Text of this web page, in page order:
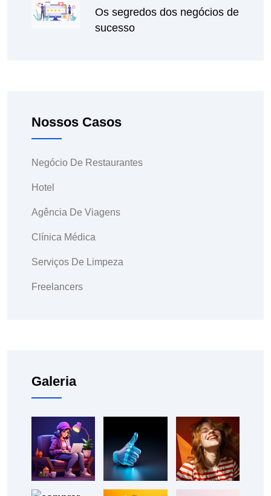
Os segredos dos negócios de
sucesso
Nossos Casos
Negócio De Restaurantes
Hotel
Agência De Viagens
Clínica Médica
Serviços De Limpeza
Freelancers
Galeria